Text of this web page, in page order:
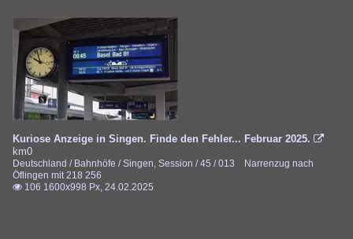
Kuriose Anzeige in Singen. Finde den Fehler... Februar 2025. 
km0
Deutschland / Bahnhöfe / Singen, Session / 45 / 013 Narrenzug nach
Öflingen mit 218 256
 106 1600x998 Px, 24.02.2025